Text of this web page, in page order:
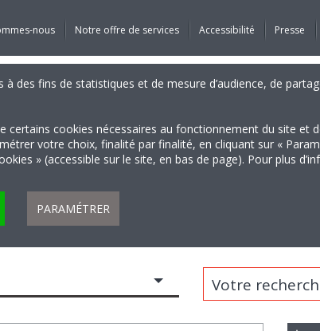
nous Notre offre de services Accessibilité Presse
des fins de statistiques et de mesure d’audience, de
certains cookies nécessaires au fonctionnement du site et
votre choix, finalité par finalité, en cliquant sur «
» (accessible sur le site, en bas de page). Pour plus
PARAMÉTRER
Votre recherche